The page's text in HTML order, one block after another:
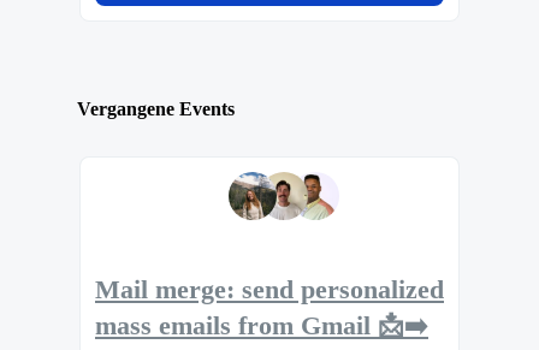
Vergangene Events
Mail merge: send personalized
mass emails from Gmail 📩➡️